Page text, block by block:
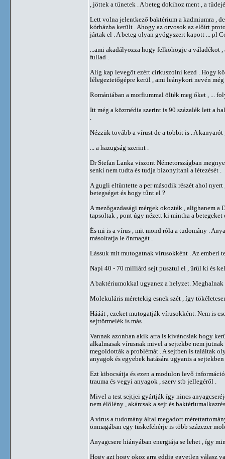
, jöttek a tünetek . A beteg dokihoz ment , a
Lett volna jelentkező baktérium a kadmiumra ,
kórházba került . Ahogy az orvosok az előírt
jártak el . A beteg olyan gyógyszert kapott ... pl
...ami akadályozza hogy felköhögje a
fullad .
Alig kap levegőt ezért cirkuszolni kezd . Hogy
lélegeztetőgépre kerül , ami leánykori nevén
Romániában a morfiummal ölték meg őket , ...
Itt még a közmédia szerint is 90 százalék lett a
Nézzük tovább a vírust de a többit is . A
... a hazugság szerint .
Dr Stefan Lanka viszont Németországban
senki nem tudta és tudja bizonyítani a létezését .
A gugli eltüntette a per második részét ahol
betegséget és hogy tűnt el ?
A mezőgazdasági mérgek okozták , alighanem
tapsoltak , pont úgy nézett ki mintha a
És mi is a vírus , mit mond róla a tudomány .
másoltatja le önmagát .
Lássuk mit mutogatnak vírusokként . Az emberi
Napi 40 - 70 milliárd sejt pusztul el , ürül ki és
A baktériumokkal ugyanez a helyzet.
Molekuláris méretekig esnek szét , így
Hááát , ezeket mutogatják vírusokként. Nem is
sejttörmelék is más .
Vannak azonban akik arra is kíváncsiak hogy
alkalmasak vírusnak mivel a sejtekbe nem
megoldották a problémát . A sejtben is találtak
anyagok és egyebek hatására ugyanis a
Ezt kibocsátja és ezen a modulon levő
trauma és vegyi anyagok , szerv stb jellegéről .
Mivel a test sejtjei gyártják így nincs
nem élőlény , akárcsak a sejt és
A vírus a tudomány által megadott
önmagában egy tüskefehérje is több százezer
Anyagcsere hiányában energiája se lehet , így
Hogy azt hogy okoz arra eddig egyetlen válasz